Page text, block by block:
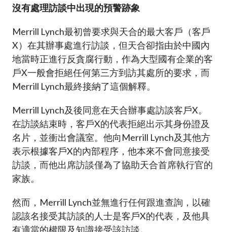
沒有處理訪談中出現的預警跡象
Merrill Lynch最初曾要求與天合的最大客戶（客戶
X）在其辦事處進行訪談，但天合卻指由於中國內
地當時正進行反貪腐行動，作為大型國有企業的客
戶X一般會拒絕任何第三方到訪其處所的要求，而
Merrill Lynch最終接納了這個解釋。
Merrill Lynch及後同意在天合辦事處訪談客戶X。
在訪談結束時，客戶X的代表拒絕出示其身份證及
名片，並衝出會議室。他向Merrill Lynch及其他方
表示根據客戶X的內部程序，他本來不會同意接受
訪談，而他出席訪談僅為了協助天合首席執行官的
家族。
然而，Merrill Lynch並無進行任何跟進查詢，以確
認該名接受其訪談的人士是客戶X的代表，及他具
有適當的權限及知識接受該訪談。